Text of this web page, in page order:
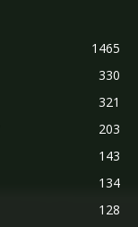
1465
330
321
203
143
134
128